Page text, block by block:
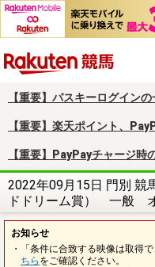
【重要】パスキーログイン
【重要】楽天ポイント、
【重要】PayPayチャージ時
2022年09月15日 門別 競
ドドリーム賞） 一般
お知らせ
・「条件に合致する映像は取得
ちら をご確認ください。